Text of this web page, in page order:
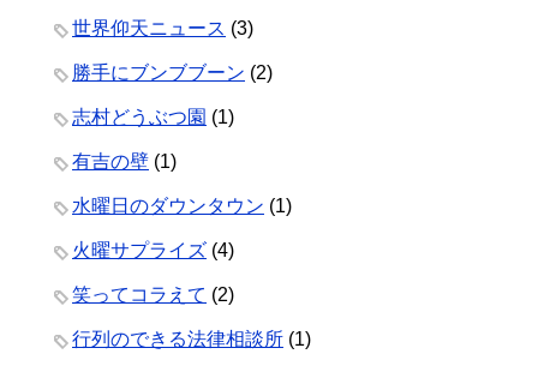
世界仰天ニュース (3)
勝手にブンブブーン (2)
志村どうぶつ園 (1)
有吉の壁 (1)
水曜日のダウンタウン (1)
火曜サプライズ (4)
笑ってコラえて (2)
行列のできる法律相談所 (1)